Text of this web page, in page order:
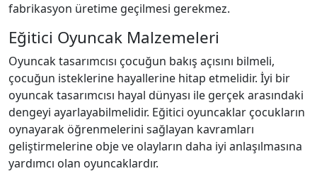
fabrikasyon üretime geçilmesi gerekmez.
Eğitici Oyuncak Malzemeleri
Oyuncak tasarımcısı çocuğun bakış açısını bilmeli,
çocuğun isteklerine hayallerine hitap etmelidir. İyi bir
oyuncak tasarımcısı hayal dünyası ile gerçek arasındaki
dengeyi ayarlayabilmelidir. Eğitici oyuncaklar çocukların
oynayarak öğrenmelerini sağlayan kavramları
geliştirmelerine obje ve olayların daha iyi anlaşılmasına
yardımcı olan oyuncaklardır.